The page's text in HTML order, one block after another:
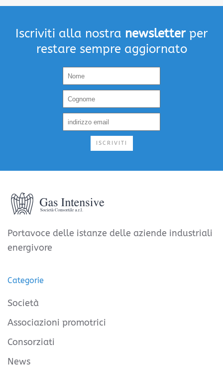
Iscriviti alla nostra newsletterper
restare sempre aggiornato
ISCRIVITI
Portavoce delle istanze delle aziende industriali
energivore
Categorie
Società
Associazioni promotrici
Consorziati
News